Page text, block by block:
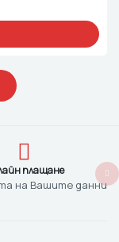
плащане
на Вашите данни